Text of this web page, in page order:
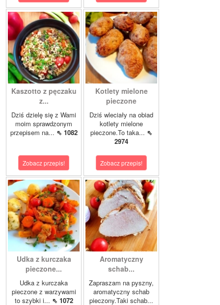
Kaszotto z pęczaku
z...
Dziś dzielę się z Wami
moim sprawdzonym
przepisem na... ⇖ 1082
Zobacz przepis!
Kotlety mielone
pieczone
Dziś wleciały na obiad
kotlety mielone
pieczone.To taka... ⇖
2974
Zobacz przepis!
Udka z kurczaka
pieczone...
Udka z kurczaka
pieczone z warzywami
to szybki i... ⇖ 1072
Aromatyczny
schab...
Zapraszam na pyszny,
aromatyczny schab
pieczony.Taki schab...